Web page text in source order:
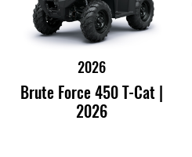
2026
Brute Force 450 T-Cat |
2026